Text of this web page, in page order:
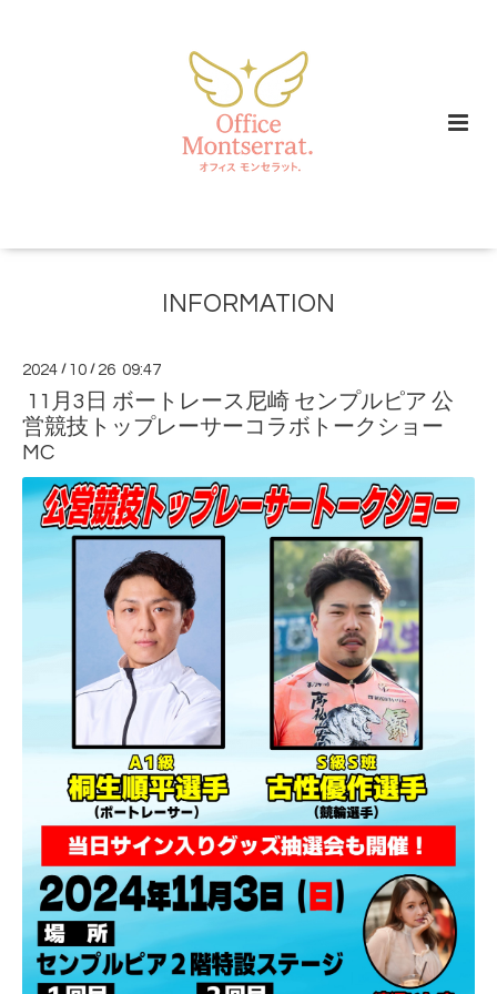
INFORMATION
2024 / 10 / 26 09:47
11月3日 ボートレース尼崎 センプルピア 公
営競技トップレーサーコラボトークショー
MC